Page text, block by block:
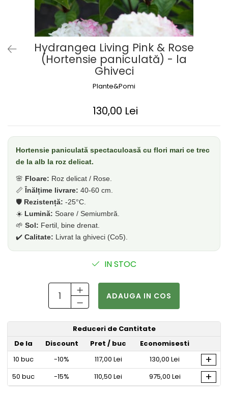
Smochin
Kaki
Hydrangea Living Pink & Rose
(Hortensie paniculată) - la
Ghiveci
Plante&Pomi
130,00 Lei
Hortensie paniculată spectaculoasă cu flori mari ce trec
de la alb la roz delicat.
🌸 Floare: Roz delicat / Rose.
📏 Înălțime livrare: 40-60 cm.
🛡️ Rezistență: -25°C.
☀️ Lumină: Soare / Semiumbră.
🌱 Sol: Fertil, bine drenat.
✔️ Calitate: Livrat la ghiveci (Co5).
IN STOC
ADAUGA IN COS
Reduceri de Cantitate
De la
Discount Pret / buc
Economisesti
10 buc -10% 117,00 Lei 130,00 Lei +
50 buc -15% 110,50 Lei 975,00 Lei +